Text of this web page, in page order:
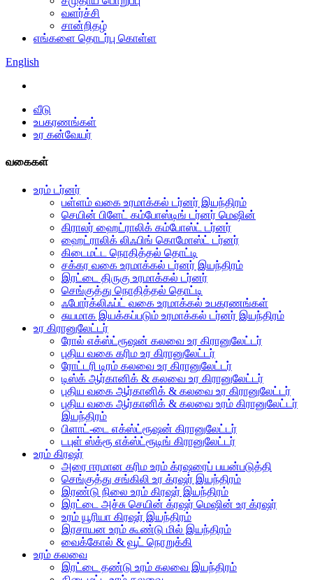
வளர்ச்சி
சான்றிதழ்
எங்களை தொடர்பு கொள்ள
English
வீடு
உபகரணங்கள்
உர கன்வேயர்
வகைகள்
உரம் டர்னர்
பள்ளம் வகை உரமாக்கல் டர்னர் இயந்திரம்
செயின் பிளேட் கம்போஸ்டிங் டர்னர் மெஷின்
கிராலர் ஹைட்ராலிக் கம்போஸ்ட் டர்னர்
ஹைட்ராலிக் லிஃபிங் கொமோஸ்ட் டர்னர்
கிடைமட்ட நொதித்தல் தொட்டி
சக்கர வகை உரமாக்கல் டர்னர் இயந்திரம்
இரட்டை திருகு உரமாக்கல் டர்னர்
செங்குத்து நொதித்தல் தொட்டி
ஃபோர்க்லிஃப்ட் வகை உரமாக்கல் உபகரணங்கள்
சுயமாக இயக்கப்படும் உரமாக்கல் டர்னர் இயந்திரம்
உர கிரானுலேட்டர்
ரோல் எக்ஸ்ட்ரூஷன் கலவை உர கிரானுலேட்டர்
புதிய வகை கரிம உர கிரானுலேட்டர்
ரோட்டரி டிரம் கலவை உர கிரானுலேட்டர்
டிஸ்க் ஆர்கானிக் & கலவை உர கிரானுலேட்டர்
புதிய வகை ஆர்கானிக் & கலவை உர கிரானுலேட்டர்
புதிய வகை ஆர்கானிக் & கலவை உரம் கிரானுலேட்டர்
இயந்திரம்
பிளாட்-டை எக்ஸ்ட்ரூஷன் கிரானுலேட்டர்
டபுள் ஸ்க்ரூ எக்ஸ்ட்ரூடிங் கிரானுலேட்டர்
உரம் கிரஷர்
அரை ஈரமான கரிம உரம் க்ரஷரைப் பயன்படுத்தி
செங்குத்து சங்கிலி உர க்ரஷர் இயந்திரம்
இரண்டு நிலை உரம் கிரஷர் இயந்திரம்
இரட்டை அச்சு செயின் க்ரஷர் மெஷின் உர க்ரஷர்
உரம் யூரியா கிரஷர் இயந்திரம்
இரசாயன உரம் கூண்டு மில் இயந்திரம்
வைக்கோல் & வூட் நொறுக்கி
உரம் கலவை
இரட்டை தண்டு உரம் கலவை இயந்திரம்